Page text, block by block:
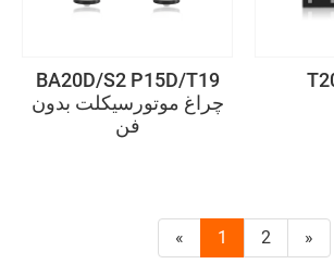
BA20D/S2 P15D/T19
چراغ موتورسیکلت بدون
فن
« 1 2 »